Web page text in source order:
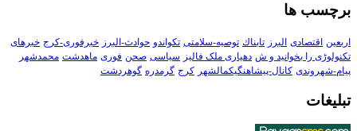
برچسب ها
اربعین اقتصادی البرز تابناك توصیه-سلامتی تکواندو حوادث-البرز خبرفوری-کرج خبرهای
تکنولوڑی را بخوانید و ش دهیاری ملک فالیز سیاسی صحن فوری ماهدشت محمدشهر
پیام-شهروندی کانال-پیشاهنگیکمالشهر کرج گرمدره گوهردشت
تبلیغات